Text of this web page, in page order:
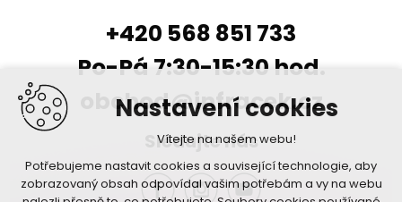
Nastavení cookies
Vítejte na našem webu!
Potřebujeme nastavit cookies a související technologie, aby
zobrazovaný obsah odpovídal vašim potřebám a vy na webu
+420 568 851 733
Po-Pá 7:30-15:30 hod.
obchod@infracek.cz
Sledujte nás